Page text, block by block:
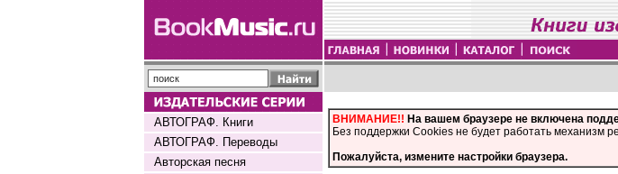
АВТОГРАФ. Книги
АВТОГРАФ. Переводы
Авторская песня
ВНИМАНИЕ!! На вашем браузере не включена
Без поддержки Cookies не будет работать механизм
Пожалуйста, измените настройки браузера.